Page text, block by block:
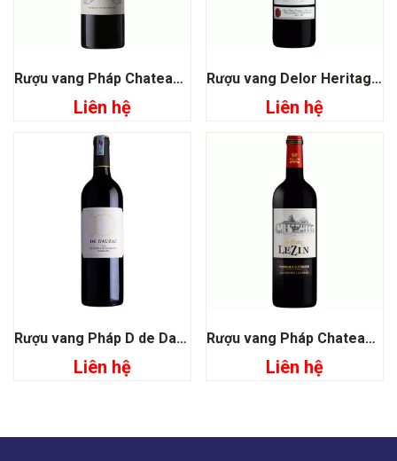
Rượu vang Pháp Chateau Corbin Grand Cru Classe
Liên hệ
Rượu vang Delor Heritage 1864 Medoc
Liên hệ
Rượu vang Pháp D de Dauzac
Liên hệ
Rượu vang Pháp Chateau Lezin Bordeaux Superieur
Liên hệ